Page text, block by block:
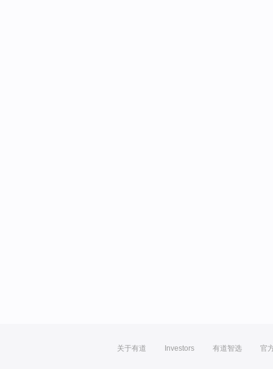
关于有道 Investors 有道智选 官